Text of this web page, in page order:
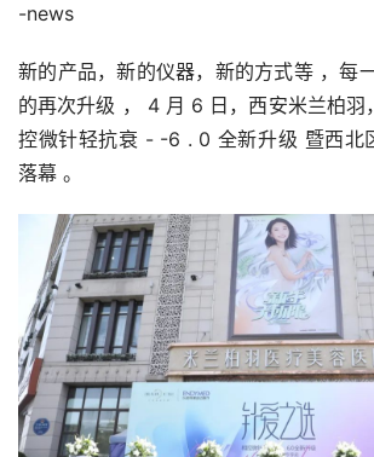
-news
新的产品，新的仪器，新的方式等 ，每
的再次升级 ， 4 月 6 日，西安米兰柏羽
控微针轻抗衰 - -6 . 0 全新升级 暨西北
落幕 。